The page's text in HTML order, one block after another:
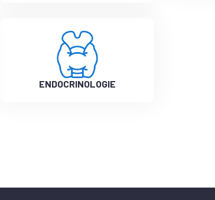
ENDOCRINOLOGIE